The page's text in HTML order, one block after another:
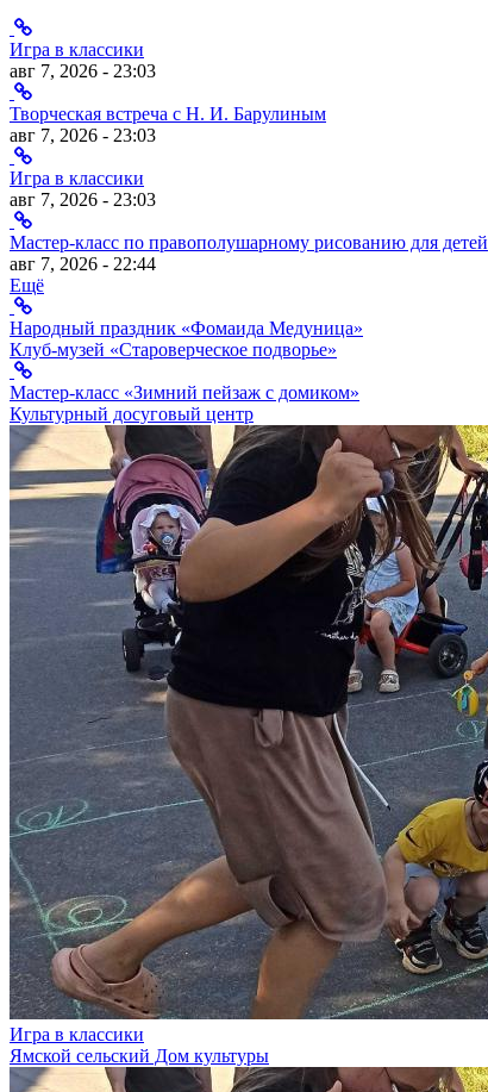
Игра в классики
авг 7, 2026 - 23:03
Творческая встреча с Н. И. Барулиным
авг 7, 2026 - 23:03
Игра в классики
авг 7, 2026 - 23:03
Мастер-класс по правополушарному рисованию для детей
авг 7, 2026 - 22:44
Ещё
Народный праздник «Фомаида Медуница»
Клуб-музей «Староверческое подворье»
Мастер-класс «Зимний пейзаж с домиком»
Культурный досуговый центр
Игра в классики
Ямской сельский Дом культуры